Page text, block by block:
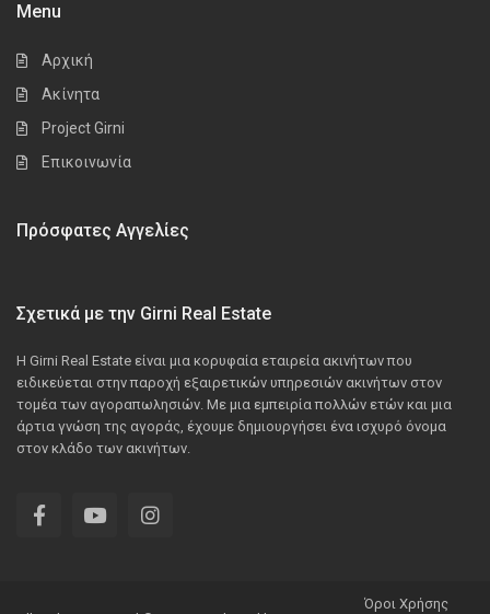
Menu
Αρχική
Ακίνητα
Project Girni
Επικοινωνία
Πρόσφατες Αγγελίες
Σχετικά με την Girni Real Estate
Η Girni Real Estate είναι μια κορυφαία εταιρεία ακινήτων που
ειδικεύεται στην παροχή εξαιρετικών υπηρεσιών ακινήτων στον
τομέα των αγοραπωλησιών. Με μια εμπειρία πολλών ετών και μια
άρτια γνώση της αγοράς, έχουμε δημιουργήσει ένα ισχυρό όνομα
στον κλάδο των ακινήτων.
Όροι Χρήσης